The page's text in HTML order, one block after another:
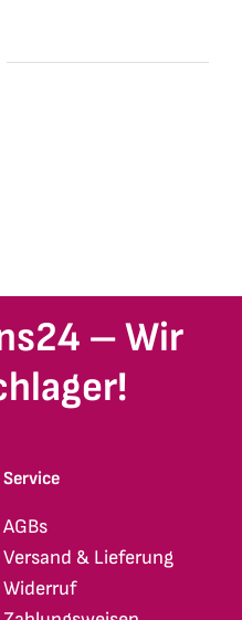
– Wir
Service
AGBs
Versand & Lieferung
Widerruf